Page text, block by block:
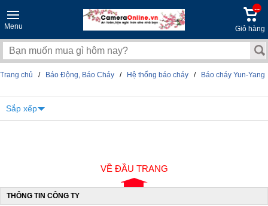
Menu
...
Giỏ hàng
Trang chủ / Báo Động, Báo Cháy / Hệ thống báo cháy / Báo cháy Yun-Yang
Sắp xếp
VỀ ĐẦU TRANG
THÔNG TIN CÔNG TY